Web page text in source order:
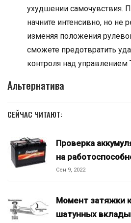
ухудшении самочувствия.
начните интенсивно, но не
изменяя положения
сможете предотвратить
контроля над управлением
Альтернатива
СЕЙЧАС ЧИТАЮТ:
Проверка
на
Сен 9, 2022
Момент затяжки
шатунных